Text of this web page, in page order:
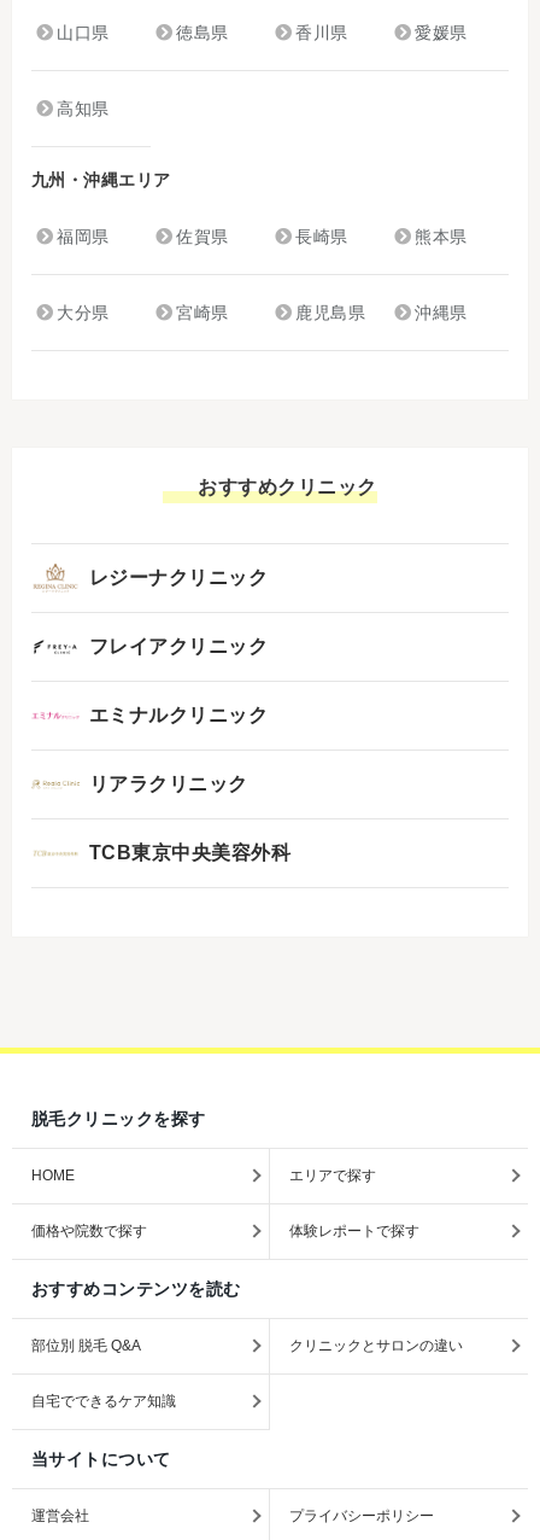
山口県 徳島県 香川県 愛媛県
高知県
九州・沖縄エリア
福岡県 佐賀県 長崎県 熊本県
大分県 宮崎県 鹿児島県 沖縄県
おすすめクリニック
レジーナクリニック
フレイアクリニック
エミナルクリニック
リアラクリニック
TCB東京中央美容外科
脱毛クリニックを探す
HOME エリアで探す
価格や院数で探す 体験レポートで探す
おすすめコンテンツを読む
部位別 脱毛 Q&A クリニックとサロンの違い
自宅でできるケア知識
当サイトについて
運営会社 プライバシーポリシー